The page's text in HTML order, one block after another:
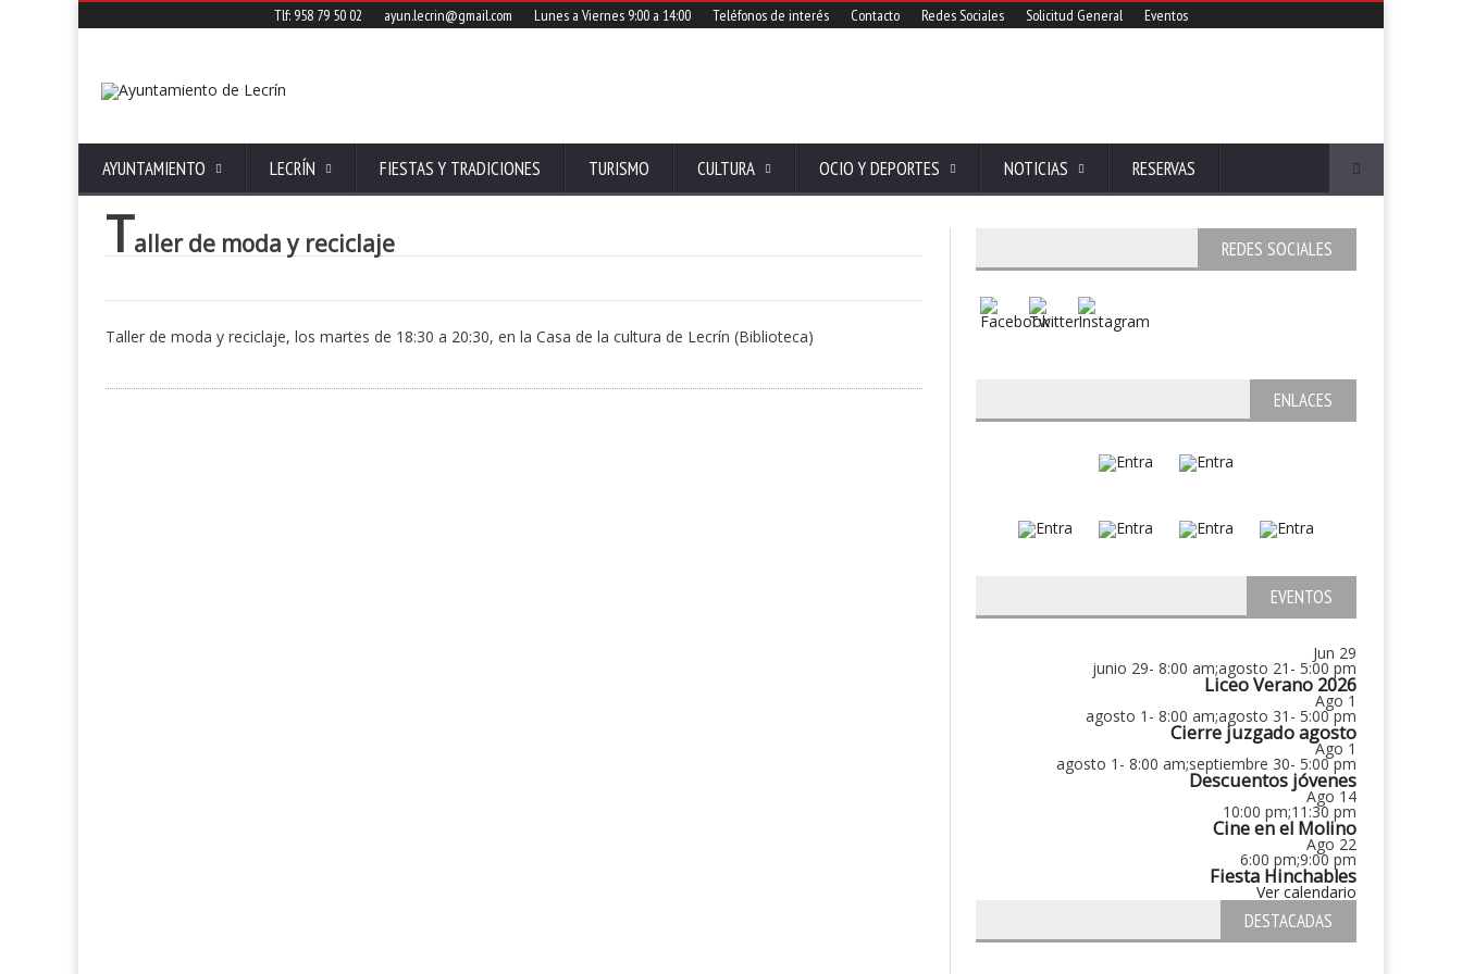
Tlf: 958 79 50 02 ayun.lecrin@gmail.com Lunes a Viernes 9:00 a 14:00 Teléfonos de interés Contacto Redes Sociales Solicitud General Eventos
AYUNTAMIENTO LECRÍN FIESTAS Y TRADICIONES TURISMO CULTURA OCIO Y DEPORTES NOTICIAS RESERVAS
Taller de moda y reciclaje
Taller de moda y reciclaje, los martes de 18:30 a 20:30, en la Casa de la cultura de Lecrín (Biblioteca)
REDES SOCIALES
ENLACES
EVENTOS
Jun 29
junio 29- 8:00 am;agosto 21- 5:00 pm
Liceo Verano 2026
Ago 1
agosto 1- 8:00 am;agosto 31- 5:00 pm
Cierre juzgado agosto
Ago 1
agosto 1- 8:00 am;septiembre 30- 5:00 pm
Descuentos jóvenes
Ago 14
10:00 pm;11:30 pm
Cine en el Molino
Ago 22
6:00 pm;9:00 pm
Fiesta Hinchables
Ver calendario
DESTACADAS